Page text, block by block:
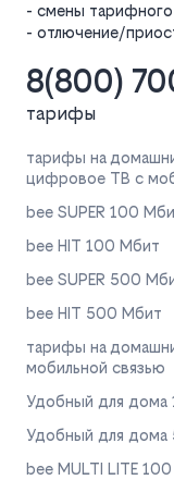
- смены тарифного
- отлючение/
8(800)
тарифы
тарифы на
цифровое ТВ с
bee SUPER 100
bee HIT 100 Мбит
bee SUPER 500
bee HIT 500 Мбит
тарифы на
мобильной связью
Удобный для дома
Удобный для
bee MULTI LITE